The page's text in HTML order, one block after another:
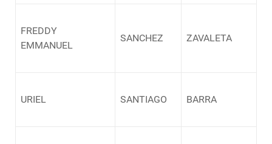
FREDDY
EMMANUEL
SANCHEZ ZAVALETA
URIEL SANTIAGO BARRA